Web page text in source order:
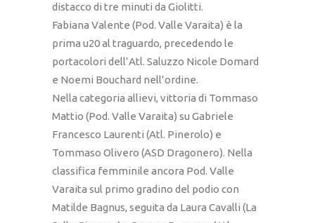
distacco di tre minuti da Giolitti.
Fabiana Valente (Pod. Valle Varaita) è la
prima u20 al traguardo, precedendo le
portacolori dell’Atl. Saluzzo Nicole Domard
e Noemi Bouchard nell’ordine.
Nella categoria allievi, vittoria di Tommaso
Mattio (Pod. Valle Varaita) su Gabriele
Francesco Laurenti (Atl. Pinerolo) e
Tommaso Olivero (ASD Dragonero). Nella
classifica femminile ancora Pod. Valle
Varaita sul primo gradino del podio con
Matilde Bagnus, seguita da Laura Cavalli (La